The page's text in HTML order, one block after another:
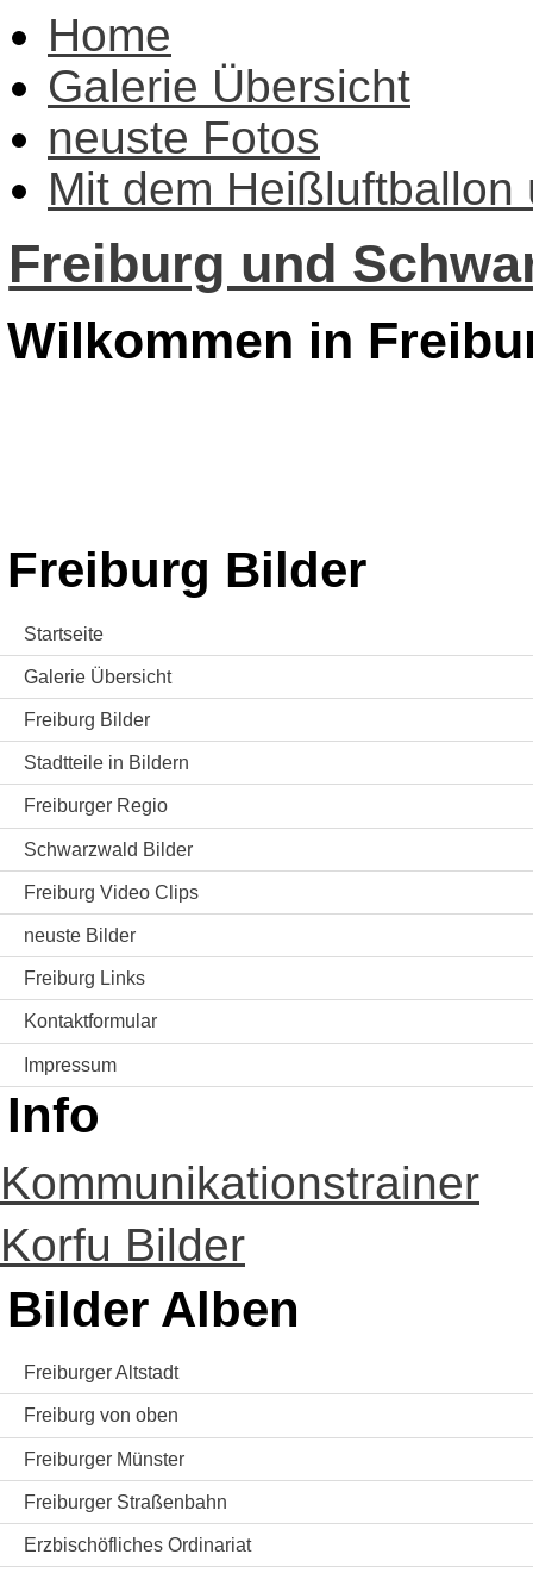
Home
Galerie Übersicht
neuste Fotos
Mit dem Heißluftballon
Freiburg und
Wilkommen in
Freiburg Bilder
Startseite
Galerie Übersicht
Freiburg Bilder
Stadtteile in Bildern
Freiburger Regio
Schwarzwald Bilder
Freiburg Video Clips
neuste Bilder
Freiburg Links
Kontaktformular
Impressum
Info
Kommunikationstrainer
Korfu Bilder
Bilder Alben
Freiburger Altstadt
Freiburg von oben
Freiburger Münster
Freiburger Straßenbahn
Erzbischöfliches Ordinariat